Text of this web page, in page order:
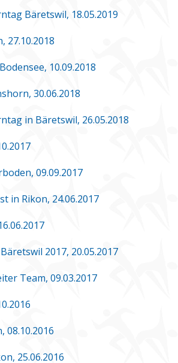
Bäretswil, 18.05.2019
27.10.2018
10.09.2018
30.06.2018
in Bäretswil, 26.05.2018
09.09.2017
in Rikon, 24.06.2017
2017, 20.05.2017
Team, 09.03.2017
25.06.2016